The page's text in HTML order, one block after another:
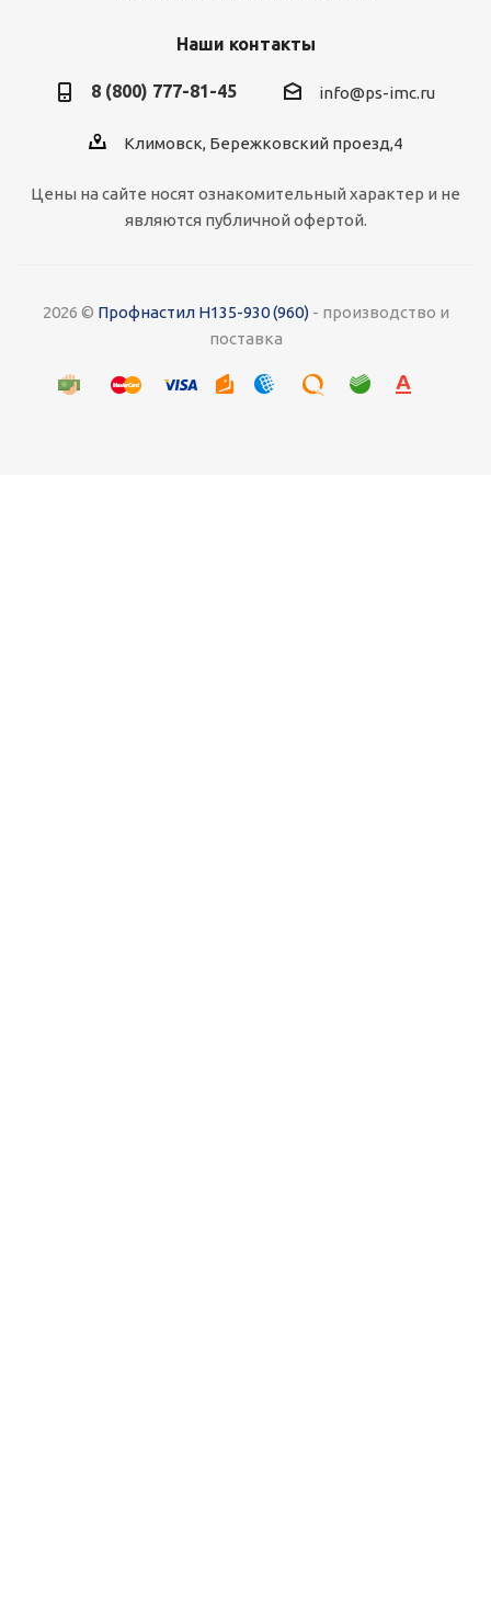
Наши контакты
8 (800) 777-81-45 info@ps-imc.ru
Климовск, Бережковский проезд,4
Цены на сайте носят ознакомительный характер и не
являются публичной офертой.
2026 © Профнастил Н135-930 (960)- производство и
поставка